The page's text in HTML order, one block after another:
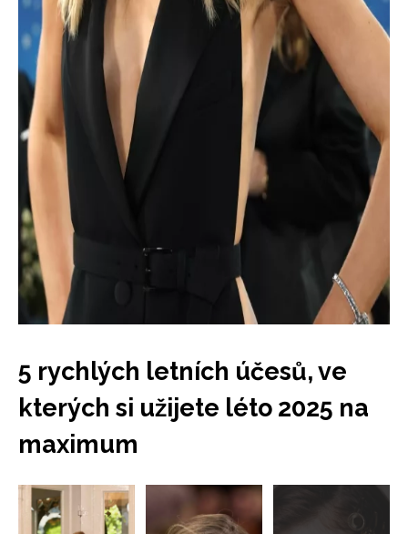
NEWSLETTER
Přihlášením k newsletteru souhlasíte s
podmínkami společnosti BurdaMedia Extra s.r.o.
5 rychlých letních účesů, ve
kterých si užijete léto 2025 na
maximum